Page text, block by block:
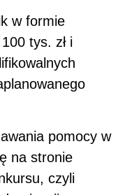
w formie
tys. zł i
pomocy w
na stronie
czyli